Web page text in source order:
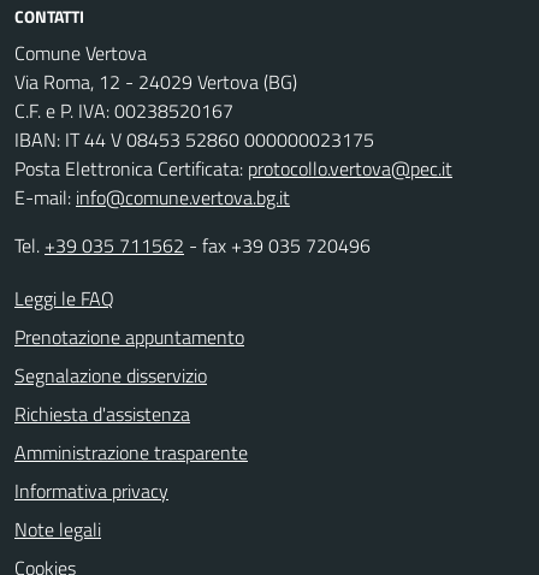
CONTATTI
Comune Vertova
Via Roma, 12 - 24029 Vertova (BG)
C.F. e P. IVA: 00238520167
IBAN: IT 44 V 08453 52860 000000023175
Posta Elettronica Certificata: protocollo.vertova@pec.it
E-mail: info@comune.vertova.bg.it
Tel. +39 035 711562 - fax +39 035 720496
Leggi le FAQ
Prenotazione appuntamento
Segnalazione disservizio
Richiesta d'assistenza
Amministrazione trasparente
Informativa privacy
Note legali
Cookies